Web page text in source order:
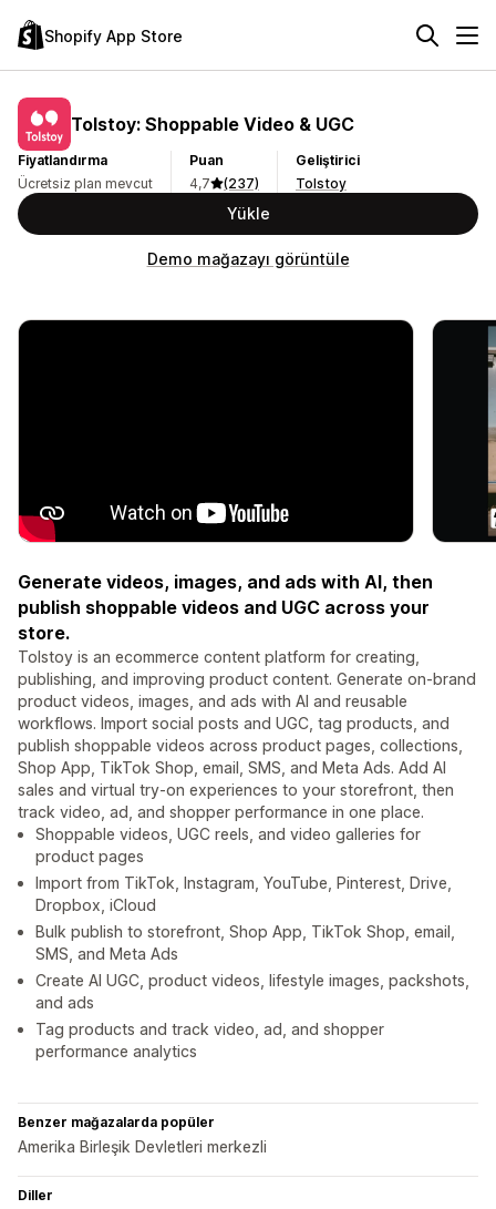
Shopify App Store
Tolstoy: Shoppable Video & UGC
Fiyatlandırma
Ücretsiz plan mevcut
Puan
4,7
(237)
Geliştirici
Tolstoy
Yükle
Demo mağazayı görüntüle
Generate videos, images, and ads with AI, then
publish shoppable videos and UGC across your
store.
Tolstoy is an ecommerce content platform for creating,
publishing, and improving product content. Generate on-brand
product videos, images, and ads with AI and reusable
workflows. Import social posts and UGC, tag products, and
publish shoppable videos across product pages, collections,
Shop App, TikTok Shop, email, SMS, and Meta Ads. Add AI
sales and virtual try-on experiences to your storefront, then
track video, ad, and shopper performance in one place.
Shoppable videos, UGC reels, and video galleries for
product pages
Import from TikTok, Instagram, YouTube, Pinterest, Drive,
Dropbox, iCloud
Bulk publish to storefront, Shop App, TikTok Shop, email,
SMS, and Meta Ads
Create AI UGC, product videos, lifestyle images, packshots,
and ads
Tag products and track video, ad, and shopper
performance analytics
Benzer mağazalarda popüler
Amerika Birleşik Devletleri merkezli
Diller